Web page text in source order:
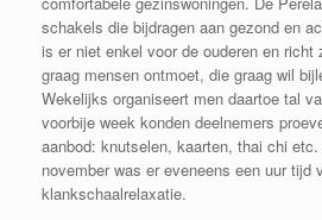
schakels die bijdragen aan gezond en
is er niet enkel voor de ouderen en richt
graag mensen ontmoet, die graag wil
Wekelijks organiseert men daartoe tal
voorbije week konden deelnemers
aanbod: knutselen, kaarten, thai chi
november was er eveneens een uur tijd
klankschaalrelaxatie.